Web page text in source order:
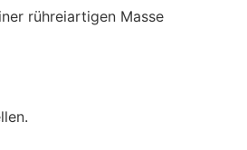
rühreiartigen Masse